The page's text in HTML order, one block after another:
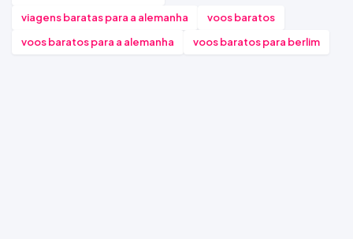
viagens baratas para a alemanha
voos baratos
voos baratos para a alemanha
voos baratos para berlim